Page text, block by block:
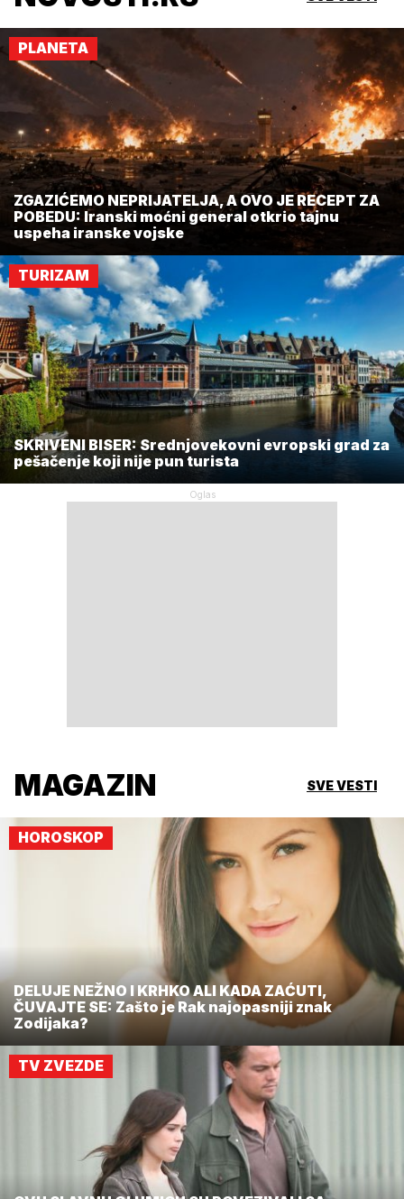
PLANETA
ZGAZIĆEMO NEPRIJATELJA, A OVO JE RECEPT ZA
POBEDU: Iranski moćni general otkrio tajnu
uspeha iranske vojske
TURIZAM
SKRIVENI BISER: Srednjovekovni evropski grad za
pešačenje koji nije pun turista
MAGAZIN SVE VESTI
HOROSKOP
DELUJE NEŽNO I KRHKO ALI KADA ZAĆUTI,
ČUVAJTE SE: Zašto je Rak najopasniji znak
Zodijaka?
TV ZVEZDE